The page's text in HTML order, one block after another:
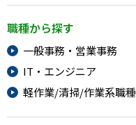
職種から探す
一般事務・営業事務
IT・エンジニア
軽作業/清掃/作業系職種